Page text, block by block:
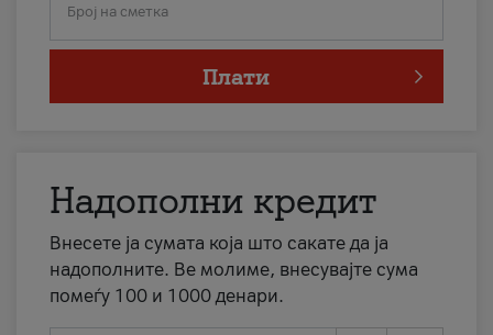
Број на сметка
Плати
Надополни кредит
Внесете ја сумата која што сакате да ја
надополните. Ве молиме, внесувајте сума
помеѓу 100 и 1000 денари.